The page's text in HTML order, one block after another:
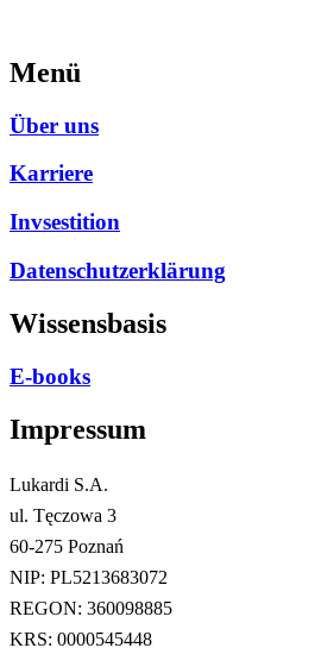
Menü
Über uns
Karriere
Invsestition
Datenschutzerklärung
Wissensbasis
E-books
Impressum
Lukardi S.A.
ul. Tęczowa 3
60-275 Poznań
NIP: PL5213683072
REGON: 360098885
KRS: 0000545448